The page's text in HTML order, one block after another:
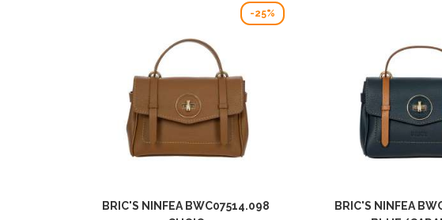
-25%
BRIC'S NINFEA BWC07514.098
BRIC'S NINFEA